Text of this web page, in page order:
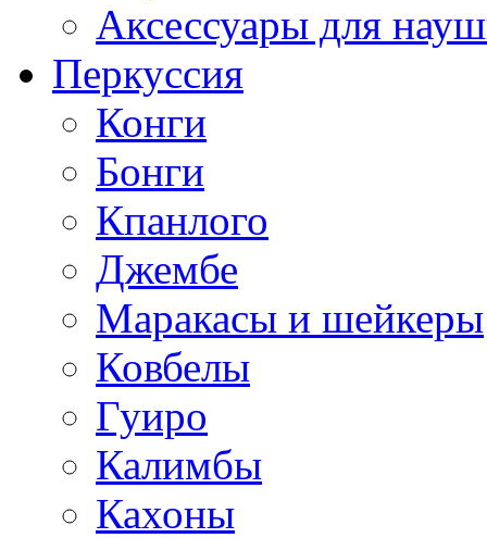
Аксессуары для
Перкуссия
Конги
Бонги
Кпанлого
Джембе
Маракасы и шейкеры
Ковбелы
Гуиро
Калимбы
Кахоны